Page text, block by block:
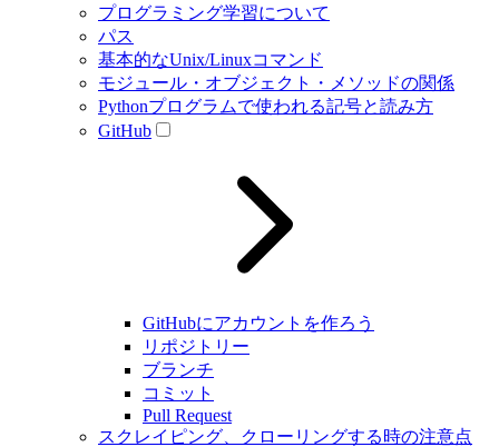
プログラミング学習について
パス
基本的なUnix/Linuxコマンド
モジュール・オブジェクト・メソッドの関係
Pythonプログラムで使われる記号と読み方
GitHub
GitHubにアカウントを作ろう
リポジトリー
ブランチ
コミット
Pull Request
スクレイピング、クローリングする時の注意点